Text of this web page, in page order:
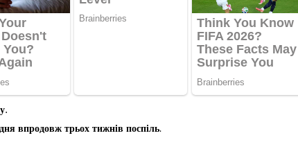
впродовж трьох тижнів поспіль.